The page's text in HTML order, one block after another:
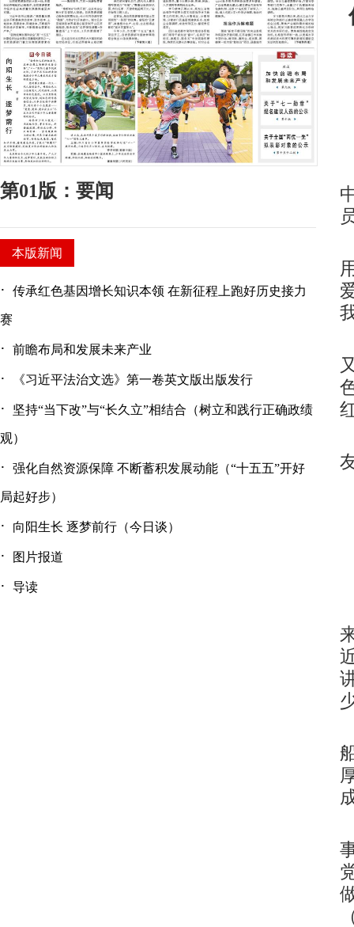
第01版：要闻
本版新闻
· 传承红色基因增长知识本领 在新征程上跑好历史接力
赛
· 前瞻布局和发展未来产业
· 《习近平法治文选》第一卷英文版出版发行
· 坚持“当下改”与“长久立”相结合（树立和践行正确政绩
观）
· 强化自然资源保障 不断蓄积发展动能（“十五五”开好
局起好步）
· 向阳生长 逐梦前行（今日谈）
· 图片报道
· 导读